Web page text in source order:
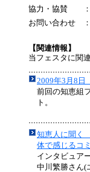
協力・協賛
お問い合わせ
【関連情報】
当フェスタに関
2009年3月8
前回の知恵組
ト。
知恵人に聞
体で感じるコ
インタビュア
中川繁勝さん(